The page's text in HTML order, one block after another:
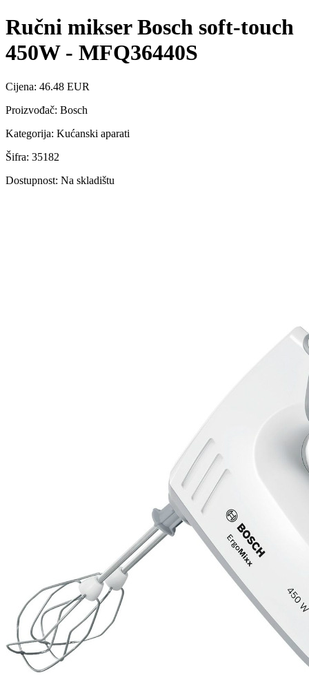
Ručni mikser Bosch soft-touch
450W - MFQ36440S
Cijena: 46.48 EUR
Proizvođač: Bosch
Kategorija: Kućanski aparati
Šifra: 35182
Dostupnost: Na skladištu